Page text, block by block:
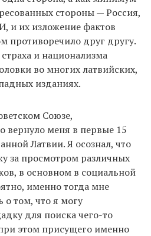
стороны — Россия,
и их изложение фактов
противоречило друг другу.
и национализма
во многих латвийских,
изданиях.
Союзе,
вернуло меня в первые 15
Латвии. Я осознал, что
за просмотром различных
в основном в социальной
именно тогда мне
о том, что я могу
для поиска чего-то
этом присущего именно